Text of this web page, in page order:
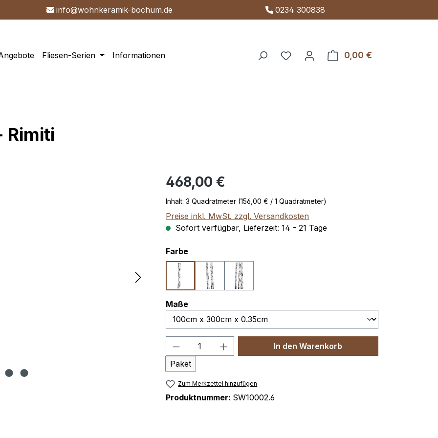
info@wohnkeramik-bochum.de 0234 300838
Fliesen-Serien Informationen 0,00 €
Rimiti
Regulärer Preis:
468,00 €
Inhalt: 3 Quadratmeter (156,00 € / 1 Quadratmeter)
Preise inkl. MwSt. zzgl. Versandkosten
Sofort verfügbar, Lieferzeit: 14 - 21 Tage
Farbeauswählen
Ritmi 1 Ritmi 2 Ritmi 3
Maßeauswählen
Produkt Anzahl: Gib den gewünschten Wert
Paket
In den Warenkorb
Zum Merkzettel hinzufügen
Produktnummer: SW10002.6